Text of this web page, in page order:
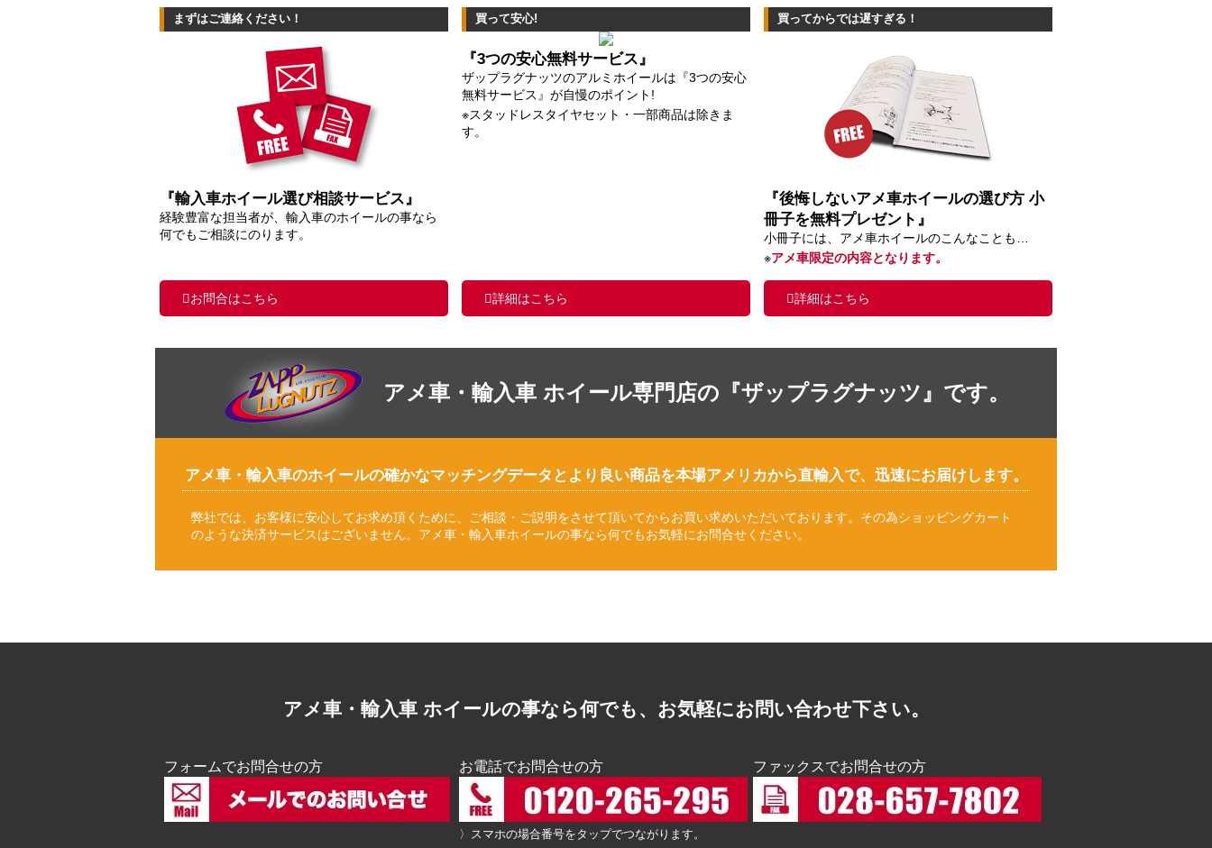
まずはご連絡ください！
『輸入車ホイール選び相談サービス』
経験豊富な担当者が、輸入車のホイールの事なら
何でもご相談にのります。
お問合はこちら
買って安心!
『3つの安心無料サービス』
ザップラグナッツのアルミホイールは『3つの安心
無料サービス』が自慢のポイント!
※スタッドレスタイヤセット・一部商品は除きま
す。
詳細はこちら
買ってからでは遅すぎる！
『後悔しないアメ車ホイールの選び方 小
冊子を無料プレゼント』
小冊子には、アメ車ホイールのこんなことも…
※アメ車限定の内容となります。
詳細はこちら
アメ車・輸入車 ホイール専門店の『ザップラグナッツ』です。
アメ車・輸入車のホイールの確かなマッチングデータとより良い商品を本場アメリカから直輸入で、迅速にお届けします。
弊社では、お客様に安心してお求め頂くために、ご相談・ご説明をさせて頂いてからお買い求めいただいております。その為ショッピングカート
のような決済サービスはございません。アメ車・輸入車ホイールの事なら何でもお気軽にお問合せください。
アメ車・輸入車 ホイールの事なら何でも、お気軽にお問い合わせ下さい。
フォームでお問合せの方 お電話でお問合せの方
〉スマホの場合番号をタップでつながります。
ファックスでお問合せの方